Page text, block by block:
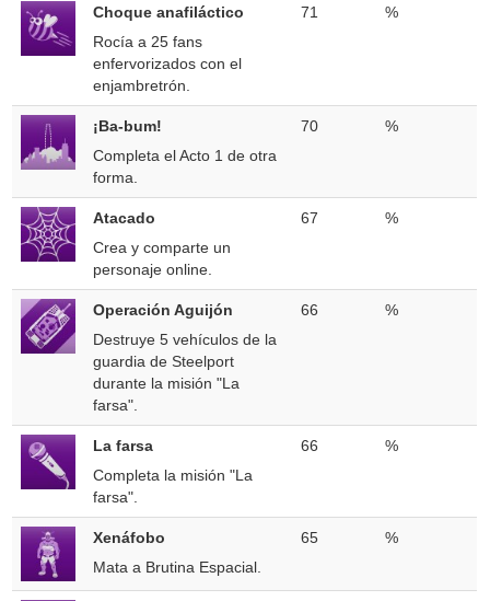
Choque anafiláctico
Rocía a 25 fans
enfervorizados con el
enjambretrón.
71 %
¡Ba-bum!
Completa el Acto 1 de otra
forma.
70 %
Atacado
Crea y comparte un
personaje online.
67 %
Operación Aguijón
Destruye 5 vehículos de la
guardia de Steelport
durante la misión "La
farsa".
66 %
La farsa
Completa la misión "La
farsa".
66 %
Xenáfobo
Mata a Brutina Espacial.
65 %